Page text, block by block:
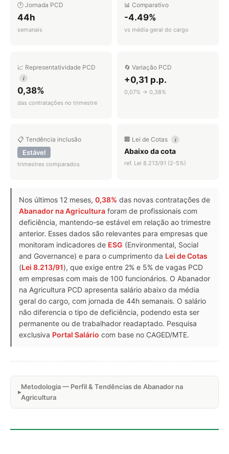
🕐 Jornada PCD
44h
semanais
📊 Comparativo
-4.49%
vs média geral do cargo
📈 Representatividade PCD
i
0,38%
das contratações no trimestre
🔄 Variação PCD
+0,31 p.p.
0,07% → 0,38%
📋 Tendência inclusão
Estável
trimestres comparados
🏢 Lei de Cotas i
Abaixo da cota
ref. Lei 8.213/91 (2-5%)
Nos últimos 12 meses, 0,38% das novas contratações de
Abanador na Agricultura foram de profissionais com
deficiência, mantendo-se estável em relação ao trimestre
anterior. Esses dados são relevantes para empresas que
monitoram indicadores de ESG (Environmental, Social
and Governance) e para o cumprimento da Lei de Cotas
(Lei 8.213/91), que exige entre 2% e 5% de vagas PCD
em empresas com mais de 100 funcionários. O Abanador
na Agricultura PCD apresenta salário abaixo da média
geral do cargo, com jornada de 44h semanais. O salário
não diferencia o tipo de deficiência, podendo esta ser
permanente ou de trabalhador readaptado. Pesquisa
exclusiva Portal Salário com base no CAGED/MTE.
Metodologia — Perfil & Tendências de Abanador na
Agricultura